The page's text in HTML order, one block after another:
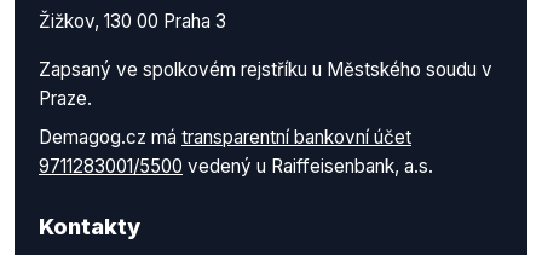
Žižkov, 130 00 Praha 3
Zapsaný ve spolkovém rejstříku u Městského soudu v
Praze.
Demagog.cz má transparentní bankovní účet
9711283001/5500 vedený u Raiffeisenbank, a.s.
Kontakty